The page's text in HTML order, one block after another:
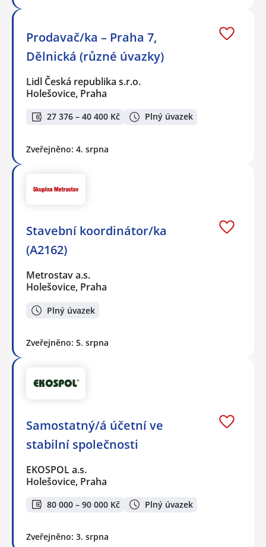
Prodavač/ka – Praha 7,
Dělnická (různé úvazky)
Lidl Česká republika s.r.o.
Holešovice, Praha
27 376 – 40 400 Kč Plný úvazek
Zveřejněno: 4. srpna
Stavební koordinátor/ka
(A2162)
Metrostav a.s.
Holešovice, Praha
Plný úvazek
Zveřejněno: 5. srpna
Samostatný/á účetní ve
stabilní společnosti
EKOSPOL a.s.
Holešovice, Praha
80 000 – 90 000 Kč Plný úvazek
Zveřejněno: 3. srpna